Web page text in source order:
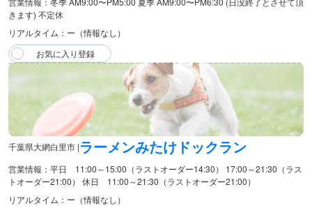
きます) 不定休
リアルタイム：ー（情報なし）
千葉県大網白里市 |ラーメンみたけドックラン
営業情報：平日 11:00～15:00（ラストオーダー14:30） 17:00～21:30（ラス
トオーダー21:00） 休日 11:00～21:30（ラストオーダー21:00）
リアルタイム：ー（情報なし）